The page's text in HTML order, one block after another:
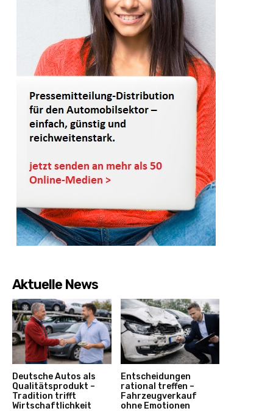
Aktuelle News
Deutsche Autos als
Qualitätsprodukt –
Tradition trifft
Wirtschaftlichkeit
Entscheidungen
rational treffen –
Fahrzeugverkauf
ohne Emotionen